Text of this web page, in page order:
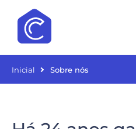
Inicial Sobre nós